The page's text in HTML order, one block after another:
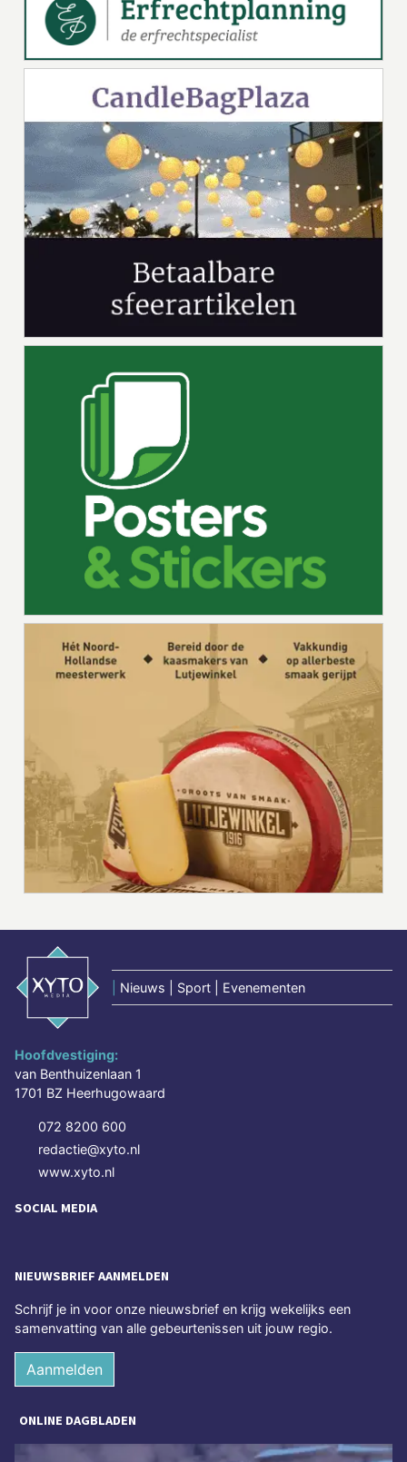
Nieuws | Sport | Evenementen
Hoofdvestiging:
van Benthuizenlaan 1
1701 BZ Heerhugowaard
072 8200 600
redactie@xyto.nl
www.xyto.nl
SOCIAL MEDIA
NIEUWSBRIEF AANMELDEN
Schrijf je in voor onze nieuwsbrief en krijg wekelijks een
samenvatting van alle gebeurtenissen uit jouw regio.
Aanmelden
ONLINE DAGBLADEN